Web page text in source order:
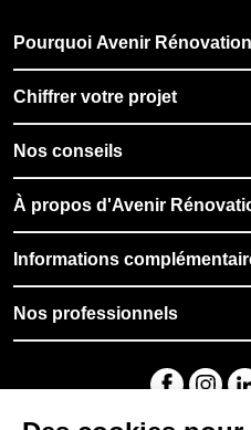
Pourquoi Avenir
Chiffrer votre projet
Nos conseils
À propos d'Avenir
Informations
Nos professionnels